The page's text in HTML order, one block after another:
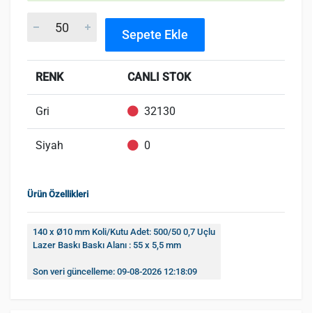
Sepete Ekle
RENK CANLI STOK
Gri 32130
Siyah 0
Ürün Özellikleri
140 x Ø10 mm Koli/Kutu Adet: 500/50 0,7 Uçlu
Lazer Baskı Baskı Alanı : 55 x 5,5 mm
Son veri güncelleme: 09-08-2026 12:18:09